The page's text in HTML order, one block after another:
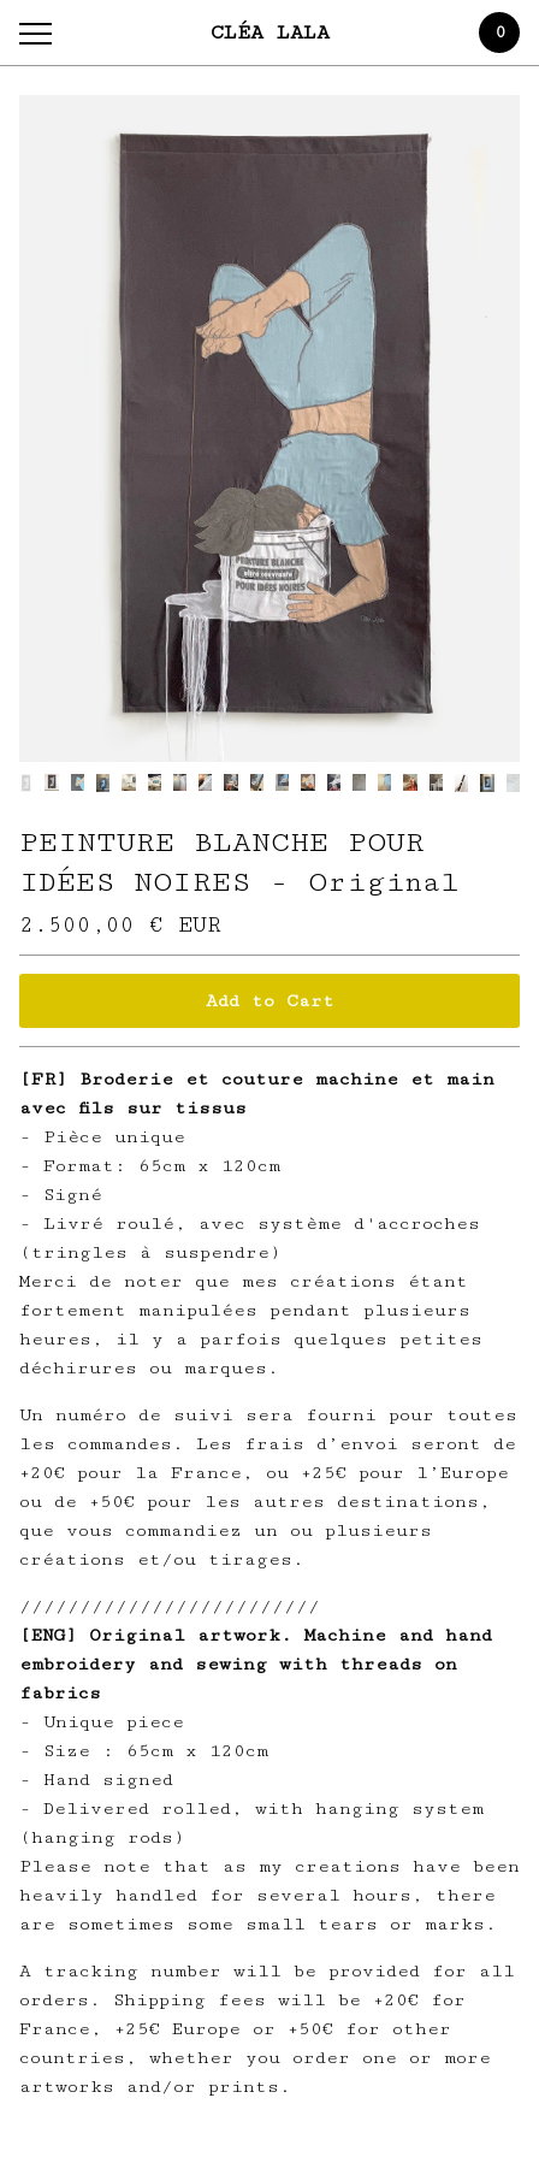
CLÉA LALA 0
PEINTURE BLANCHE POUR
IDÉES NOIRES - Original
2.500,00 € EUR
Add to Cart
[FR] Broderie et couture machine et main
avec fils sur tissus
- Pièce unique
- Format: 65cm x 120cm
- Signé
- Livré roulé, avec système d'accroches
(tringles à suspendre)
Merci de noter que mes créations étant
fortement manipulées pendant plusieurs
heures, il y a parfois quelques petites
déchirures ou marques.
Un numéro de suivi sera fourni pour toutes
les commandes. Les frais d’envoi seront de
+20€ pour la France, ou +25€ pour l’Europe
ou de +50€ pour les autres destinations,
que vous commandiez un ou plusieurs
créations et/ou tirages.
/////////////////////////
[ENG] Original artwork. Machine and hand
embroidery and sewing with threads on
fabrics
- Unique piece
- Size : 65cm x 120cm
- Hand signed
- Delivered rolled, with hanging system
(hanging rods)
Please note that as my creations have been
heavily handled for several hours, there
are sometimes some small tears or marks.
A tracking number will be provided for all
orders. Shipping fees will be +20€ for
France, +25€ Europe or +50€ for other
countries, whether you order one or more
artworks and/or prints.